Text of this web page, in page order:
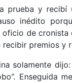
prueba y recibí
inédito
de cronista
premios y
solamente
Enseguida